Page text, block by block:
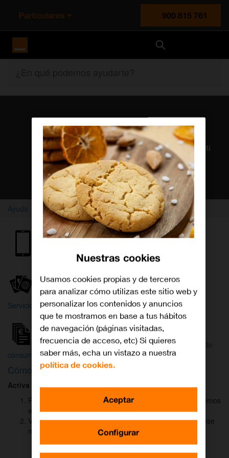
Particulares
900 815 761
Atención al cliente
Nuestros agentes solucionan cualquier duda en el chat Mi
Orange
Chatear con un agente
Ayuda Home
Internet y
Wifi
Más
Servicios Orange
Bienvenido a
Orange
Mi Orange
Factura y
consumo
Atención
al cliente
Estado
de tu pedido
Cómo activarDAZNpara ver el fútbol
Activa DAZNporWhatsAppen menos de2 minutos:
Pulsa el botón "Activar DAZN por WhatsApp" y te abriremos
el canal oficial de Orange.
Verás un mensaje ya rellenado (Activar DAZN). Envía ese
mensaje para iniciar una conversación con nosotros.
Nuestras cookies
Usamos cookies propias y de terceros
para analizar cómo utilizas este sitio web y
personalizar los contenidos y anuncios
que te mostramos en base a tus hábitos
de navegación (páginas visitadas,
frecuencia de acceso, etc) Si quieres
saber más, echa un vistazo a nuestra
política de cookies.
Configurar
Aceptar